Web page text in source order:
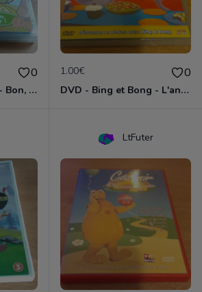
0
DVD - Atomic Betty - Bon, brute et Sparky
1.00€ 0
DVD - Bing et Bong - L'anniversaire de Bong
LtFuter